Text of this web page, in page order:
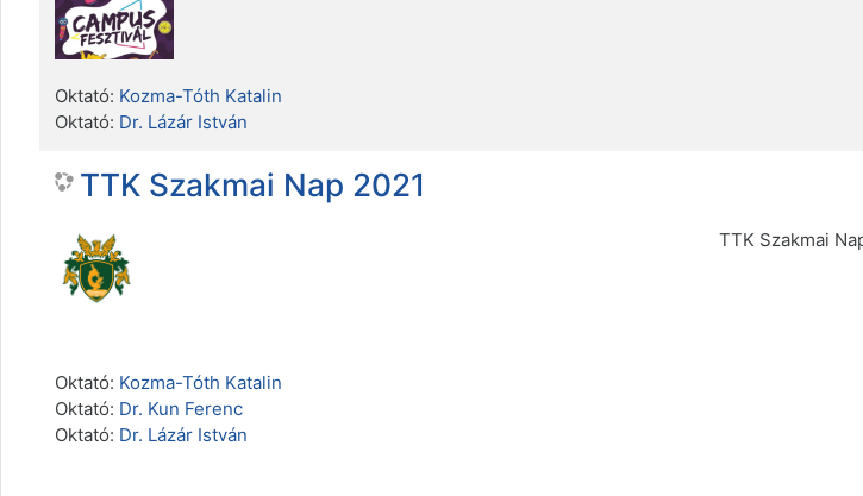
Oktató: Kozma-Tóth Katalin
Oktató: Dr. Lázár István
TTK Szakmai Nap 2021
TTK Szakmai
Oktató: Kozma-Tóth Katalin
Oktató: Dr. Kun Ferenc
Oktató: Dr. Lázár István